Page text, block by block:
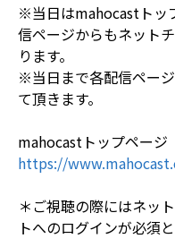
※当日はmahocastトッ
信ページからもネット
ります。
※当日まで各配信ペー
て頂きます。
mahocastトップページ
https://
＊ご視聴の際にはネッ
トへのログインが必須と